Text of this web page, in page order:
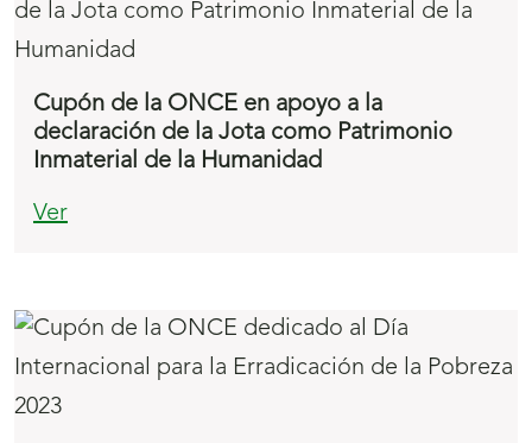
Cupón de la ONCE en apoyo a la
declaración de la Jota como Patrimonio
Inmaterial de la Humanidad
Ver